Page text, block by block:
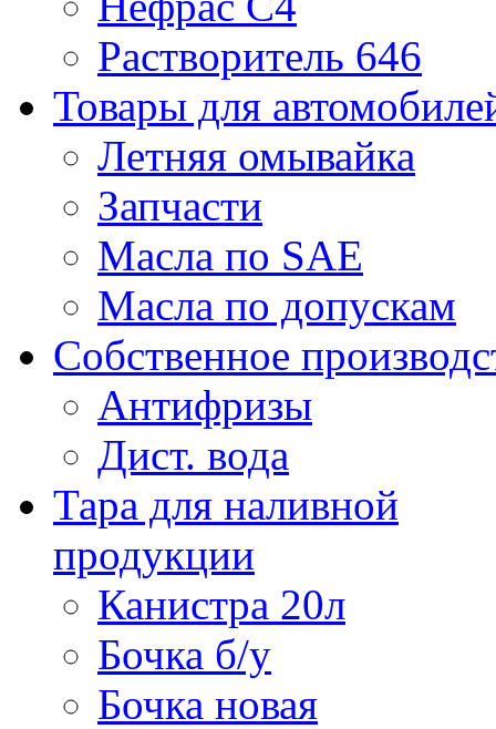
Растворитель 646
Товары для
Летняя омывайка
Запчасти
Масла по SAE
Масла по допускам
Собственное
Антифризы
Дист. вода
Тара для наливной
продукции
Канистра 20л
Бочка б/у
Бочка новая